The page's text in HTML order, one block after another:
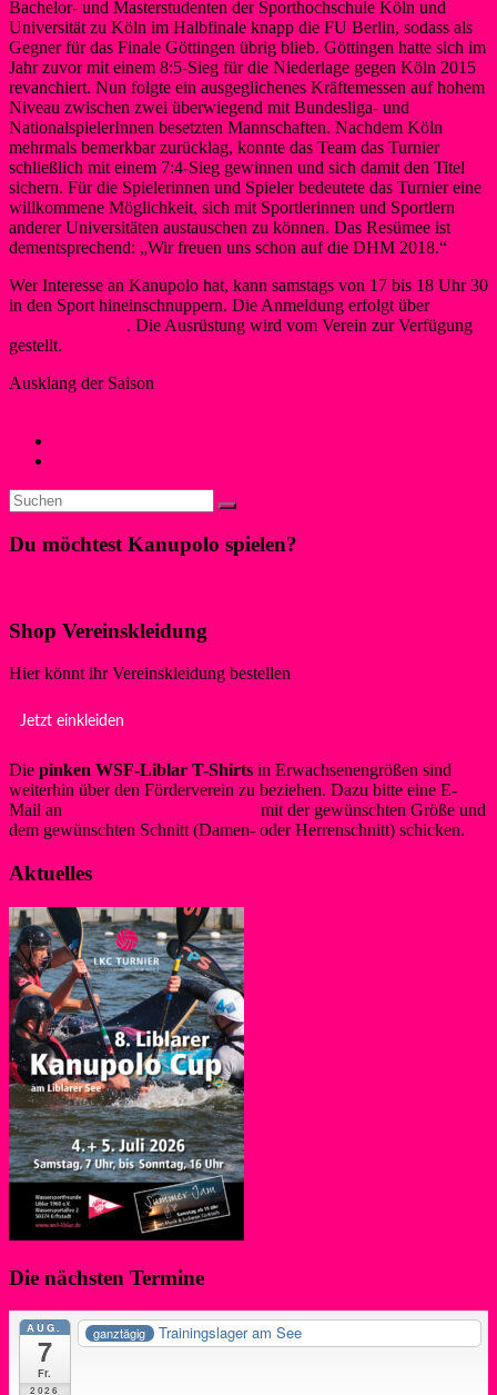
Bachelor- und Masterstudenten der Sporthochschule Köln und
Universität zu Köln im Halbfinale knapp die FU Berlin, sodass als
Gegner für das Finale Göttingen übrig blieb. Göttingen hatte sich im
Jahr zuvor mit einem 8:5-Sieg für die Niederlage gegen Köln 2015
revanchiert. Nun folgte ein ausgeglichenes Kräftemessen auf hohem
Niveau zwischen zwei überwiegend mit Bundesliga- und
NationalspielerInnen besetzten Mannschaften. Nachdem Köln
mehrmals bemerkbar zurücklag, konnte das Team das Turnier
schließlich mit einem 7:4-Sieg gewinnen und sich damit den Titel
sichern. Für die Spielerinnen und Spieler bedeutete das Turnier eine
willkommene Möglichkeit, sich mit Sportlerinnen und Sportlern
anderer Universitäten austauschen zu können. Das Resümee ist
dementsprechend: „Wir freuen uns schon auf die DHM 2018.“
Wer Interesse an Kanupolo hat, kann samstags von 17 bis 18 Uhr 30
in den Sport hineinschnuppern. Die Anmeldung erfolgt über
. Die Ausrüstung wird vom Verein zur Verfügung
gestellt.
Ausklang der Saison
Du möchtest Kanupolo spielen?
Shop Vereinskleidung
Hier könnt ihr Vereinskleidung bestellen
Jetzt einkleiden
Die pinken WSF-Liblar T-Shirts in Erwachsenengrößen sind
weiterhin über den Förderverein zu beziehen. Dazu bitte eine E-
Mail an
mit der gewünschten Größe und
dem gewünschten Schnitt (Damen- oder Herrenschnitt) schicken.
Aktuelles
Die nächsten Termine
AUG.
7
Fr.
2026
ganztägig Trainingslager am See